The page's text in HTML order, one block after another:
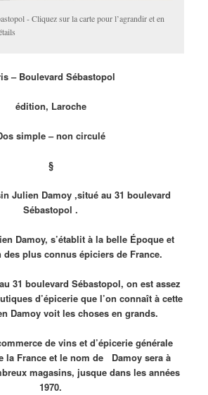
- Cliquez sur la carte pour l’agrandir et en
– Boulevard Sébastopol
édition, Laroche
simple – non circulé
§
Julien Damoy ,situé au 31 boulevard
Sébastopol .
Damoy, s’établit à la belle Époque et
des plus connus épiciers de France.
31 boulevard Sébastopol, on est assez
d’épicerie que l’on connaît à cette
Damoy voit les choses en grands.
de vins et d’épicerie générale
la France et le nom de Damoy sera à
magasins, jusque dans les années
1970.